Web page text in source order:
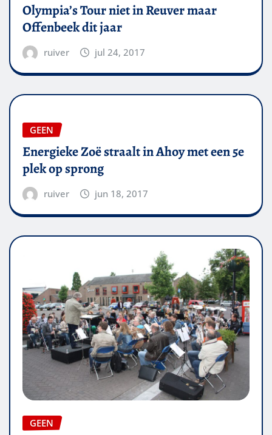
Olympia’s Tour niet in Reuver maar
Offenbeek dit jaar
ruiver jul 24, 2017
GEEN
Energieke Zoë straalt in Ahoy met een 5e
plek op sprong
ruiver jun 18, 2017
GEEN